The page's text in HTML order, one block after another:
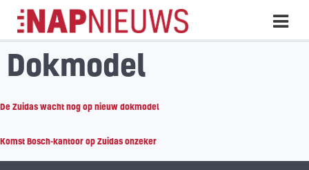
Skip
naar
inhoud
Dokmodel
De Zuidas wacht nog op nieuw dokmodel
Komst Bosch-kantoor op Zuidas onzeker